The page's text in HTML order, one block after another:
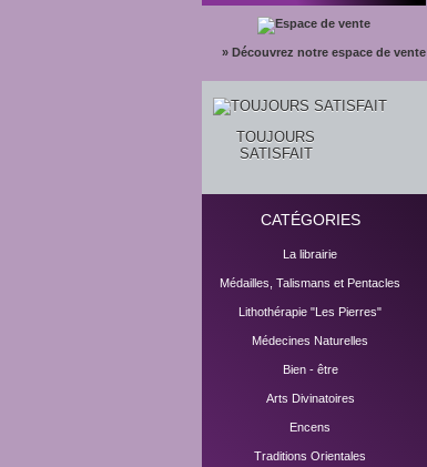
» Découvrez notre espace de vente
TOUJOURS
SATISFAIT
CATÉGORIES
La librairie
Médailles, Talismans et Pentacles
Lithothérapie "Les Pierres"
Médecines Naturelles
Bien - être
Arts Divinatoires
Encens
Traditions Orientales